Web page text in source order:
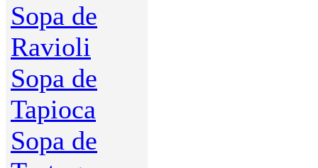
Sopa de
Ravioli
Sopa de
Tapioca
Sopa de